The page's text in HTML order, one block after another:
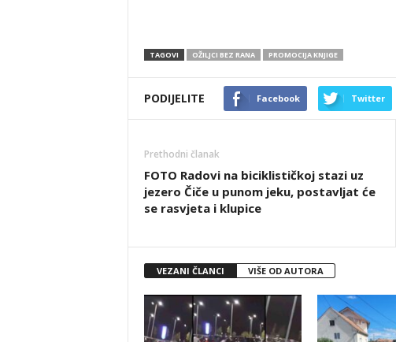
TAGOVI OŽILJCI BEZ RANA PROMOCIJA KNJIGE
PODIJELITE Facebook Twitter
Prethodni članak
FOTO Radovi na biciklističkoj stazi uz
jezero Čiče u punom jeku, postavljat će
se rasvjeta i klupice
VEZANI ČLANCI VIŠE OD AUTORA